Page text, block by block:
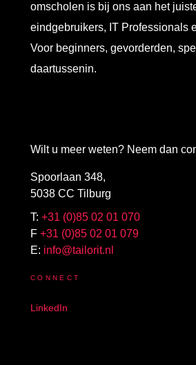
Wilt u meer weten? Neem dan
Spoorlaan 348,
5038 CC Tilburg
T: +31 (0)85 02 01 070
F +31 (0)85 02 01 079
E: info@tailorit.nl
CONNECT
LinkedIn
omscholen is bij ons aan het
eindgebruikers, IT Professionals
Voor beginners, gevorderden,
daartussenin.